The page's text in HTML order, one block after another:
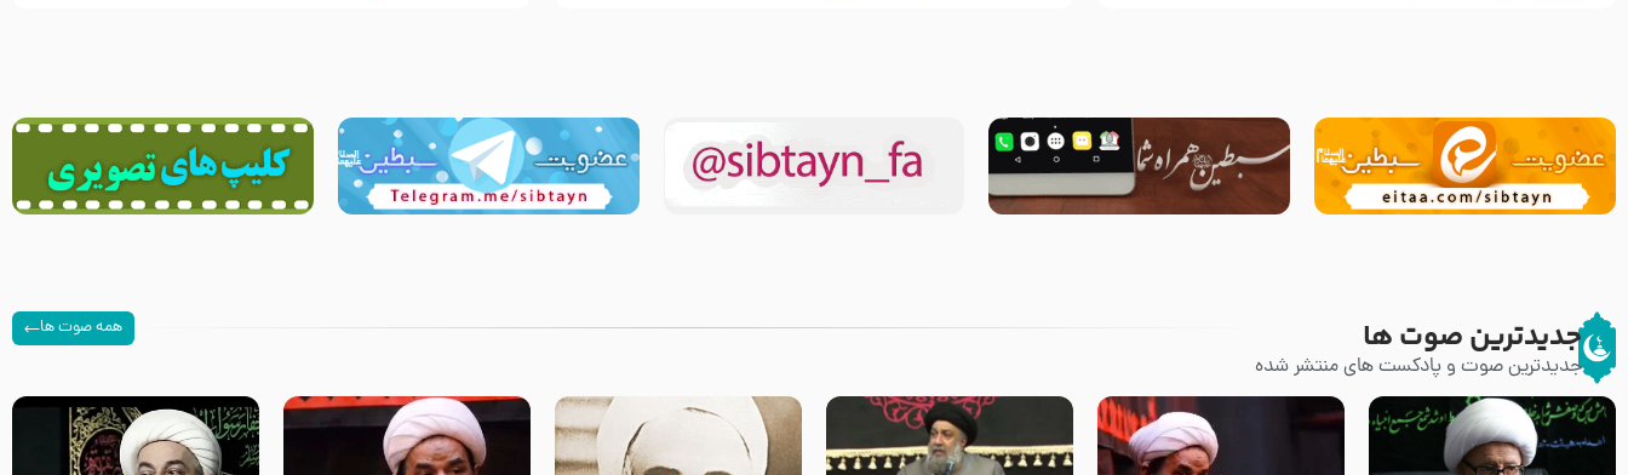
جدیدترین صوت ها
جدیدترین صوت و پادکست های منتشر شده
همه صوت ها